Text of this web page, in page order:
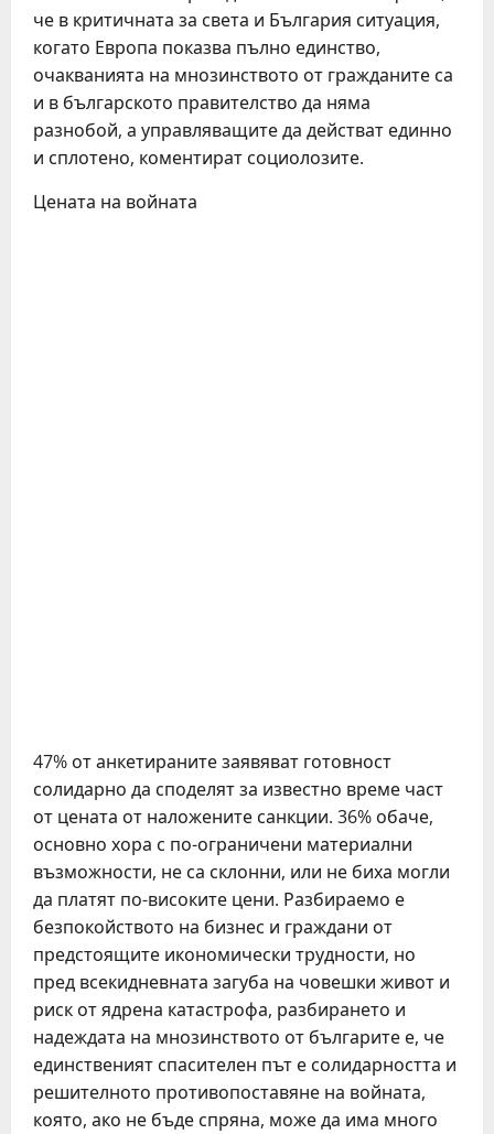
че в критичната за света и България ситуация,
когато Европа показва пълно единство,
очакванията на мнозинството от гражданите са
и в българското правителство да няма
разнобой, а управляващите да действат единно
и сплотено, коментират социолозите.
Цената на войната
47% от анкетираните заявяват готовност
солидарно да споделят за известно време част
от цената от наложените санкции. 36% обаче,
основно хора с по-ограничени материални
възможности, не са склонни, или не биха могли
да платят по-високите цени. Разбираемо е
безпокойството на бизнес и граждани от
предстоящите икономически трудности, но
пред всекидневната загуба на човешки живот и
риск от ядрена катастрофа, разбирането и
надеждата на мнозинството от българите е, че
единственият спасителен път е солидарността и
решителното противопоставяне на войната,
която, ако не бъде спряна, може да има много